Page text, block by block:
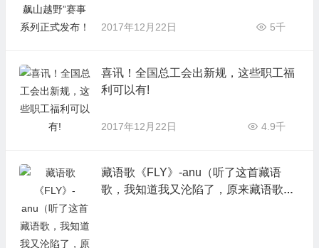
2017年12月22日 5千
喜讯！全国总工会出新规，这些职工福
利可以有!
2017年12月22日 4.9千
藏语歌《FLY》-anu（听了这首藏语
歌，我知道我又沦陷了，原来藏语歌曲